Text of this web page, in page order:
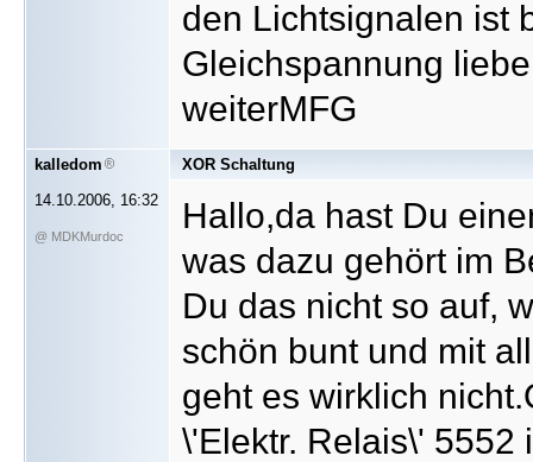
den Lichtsignalen ist
Gleichspannung
weiterMFG
kalledom
14.10.2006, 16:32
@ MDKMurdoc
XOR Schaltung
Hallo,da hast Du
was dazu gehört im
Du das nicht so auf,
schön bunt und mit
geht es wirklich
\'Elektr. Relais\' 5552